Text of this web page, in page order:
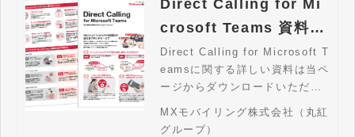
Direct Calling for Mi
crosoft Teams 資料請
求
Direct Calling for Microsoft T
eamsに関する詳しい資料は当ペ
ージからダウンロードいただけ
ます。Direct Calling for Micr
osoft TeamsはTeamsからの外
MXモバイリング株式会社（丸紅
グループ）